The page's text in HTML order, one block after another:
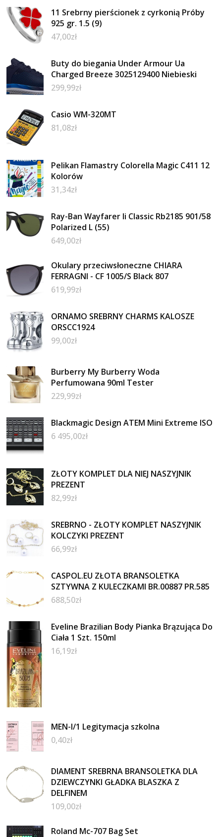
11 Srebrny pierścionek z cyrkonią Próby
925 gr. 1.5 (9)
47,00zł
Buty do biegania Under Armour Ua
Charged Breeze 3025129400 Niebieski
299,99zł
Casio WM-320MT
81,08zł
Pelikan Flamastry Colorella Magic C411 12
Kolorów
31,34zł
Ray-Ban Wayfarer Ii Classic Rb2185 901/58
Polarized L (55)
649,00zł
Okulary przeciwsłoneczne CHIARA
FERRAGNI - CF 1005/S Black 807
619,99zł
ORNAMO SREBRNY CHARMS KALOSZE
ORSCC1924
99,00zł
Burberry My Burberry Woda
Perfumowana 90ml Tester
229,99zł
Blackmagic Design ATEM Mini Extreme ISO
6 495,00zł
ZŁOTY KOMPLET DLA NIEJ NASZYJNIK
PREZENT
82,99zł
SREBRNO - ZŁOTY KOMPLET NASZYJNIK
KOLCZYKI PREZENT
66,99zł
CASPOL.EU ZŁOTA BRANSOLETKA
SZTYWNA Z KULECZKAMI BR.00887 PR.585
688,50zł
Eveline Brazilian Body Pianka Brązująca Do
Ciała 1 Szt. 150ml
16,19zł
MEN-I/1 Legitymacja szkolna
0,40zł
DIAMENT SREBRNA BRANSOLETKA DLA
DZIEWCZYNKI GŁADKA BLASZKA Z
DELFINEM
109,00zł
Roland Mc-707 Bag Set